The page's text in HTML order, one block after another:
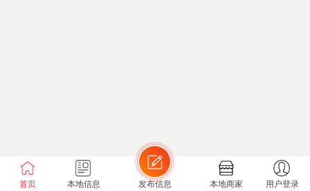
首页 本地信息 发布信息 本地商家 用户登录